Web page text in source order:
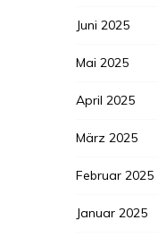
Juni 2025
Mai 2025
April 2025
März 2025
Februar 2025
Januar 2025